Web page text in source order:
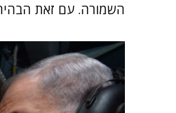
השמורה. עם זאת